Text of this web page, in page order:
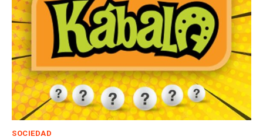
SOCIEDAD